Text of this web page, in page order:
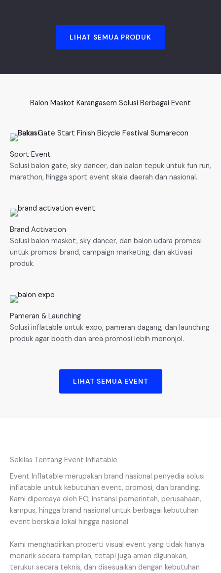
LIHAT SEMUA PRODUK
Balon Maskot Karangasem Solusi Berbagai Event
Sport Event
Solusi balon gate, sky dancer, dan balon tepuk untuk fun run,
marathon, hingga sport event skala daerah dan nasional.
Brand Activation
Solusi balon maskot, sky dancer, dan balon udara promosi
untuk promosi brand, campaign marketing, dan aktivasi
produk.
Pameran & Launching
Solusi inflatable untuk expo, pameran dagang, dan launching
produk agar booth dan area promosi lebih menonjol.
LIHAT SEMUA EVENT
Sekilas Tentang Event Inflatable
Event Inflatable merupakan brand nasional penyedia solusi
inflatable untuk kebutuhan event, promosi, dan branding.
Kami dipercaya oleh EO, instansi pemerintah, perusahaan,
kampus, hingga brand nasional untuk berbagai kebutuhan
event berskala lokal hingga nasional.
Kami menghadirkan properti visual event yang tidak hanya
menarik secara tampilan, tetapi juga aman digunakan,
terukur secara teknis, dan disesuaikan dengan kebutuhan